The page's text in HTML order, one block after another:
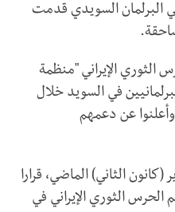
البرلمان السويدي قدمت
الثوري الإيراني "منظمة
في السويد خلال
وأعلنوا عن دعمهم
(كانون الثاني) الماضي، قرارا
الحرس الثوري الإيراني في